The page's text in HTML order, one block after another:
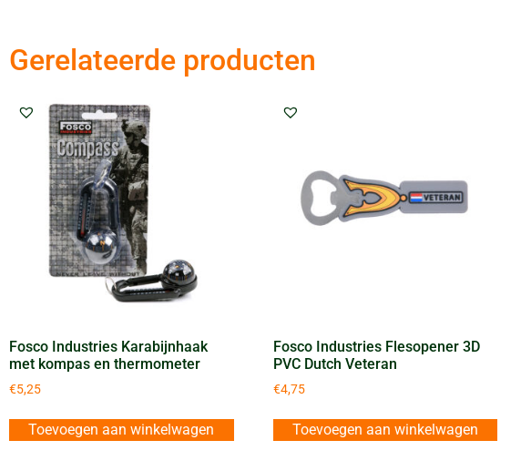
Gerelateerde producten
Fosco Industries Karabijnhaak
met kompas en thermometer
€5,25
Toevoegen aan winkelwagen
Fosco Industries Flesopener 3D
PVC Dutch Veteran
€4,75
Toevoegen aan winkelwagen